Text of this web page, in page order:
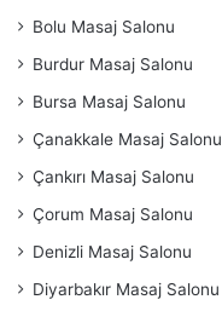
Bolu Masaj Salonu
Burdur Masaj Salonu
Bursa Masaj Salonu
Çanakkale Masaj Salonu
Çankırı Masaj Salonu
Çorum Masaj Salonu
Denizli Masaj Salonu
Diyarbakır Masaj Salonu